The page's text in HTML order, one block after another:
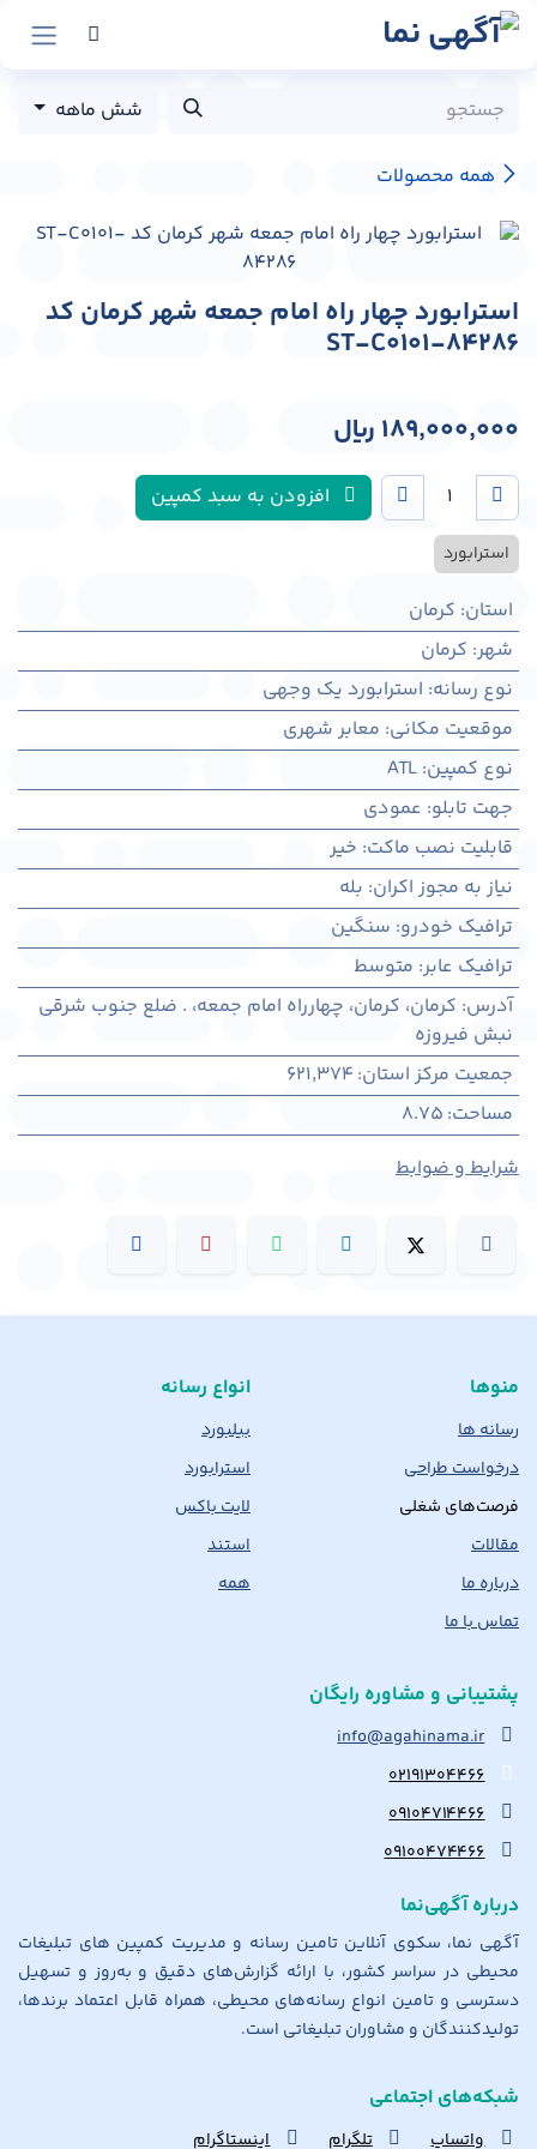
پرش به محتوا
همه محصولات
شش ماهه
استرابورد چهار راه امام جمعه شهر کرمان کد
ST-C0101-84286
189,000,000 ﷼
افزودن به سبد کمپین
استرابورد
استان: کرمان
شهر: كرمان
نوع رسانه: استرابورد یک وجهی
موقعیت مکانی: معابر شهری
نوع کمپین:
ATL
جهت تابلو: عمودی
قابلیت نصب ماکت: خیر
نیاز به مجوز اکران: بله
ترافیک خودرو: سنگین
ترافیک عابر: متوسط
آدرس: کرمان، كرمان، چهارراه امام جمعه، . ضلع جنوب شرقی
نبش فیروزه
جمعیت مرکز استان:
621,374
مساحت:
8.75
شرایط و ضوابط
منوها
رسانه ها
درخواست طراحی
فرصت‌های شغلی
مقالات
درباره ما
تماس با ما
انواع رسانه
بیلبورد
استرابورد
لایت باکس
استند
همه
پشتیبانی و مشاوره رایگان
info@agahinama.ir
۰۲۱۹۱۳۰۴۴۶۶
۰۹۱۰۴۷۱۴۴۶۶
۰۹۱۰۰۴۷۴۴۶۶
درباره آگهی‌نما
آگهی نما، سکوی آنلاین تامین رسانه و مدیریت کمپین های تبلیغات
محیطی در سراسر کشور، با ارائه گزارش‌های دقیق و به‌روز و تسهیل
دسترسی و تامین انواع رسانه‌های محیطی، همراه قابل اعتماد برندها،
تولیدکنندگان و مشاوران تبلیغاتی است.
شبکه‌های اجتماعی
واتساپ تلگرام اینستاگرام